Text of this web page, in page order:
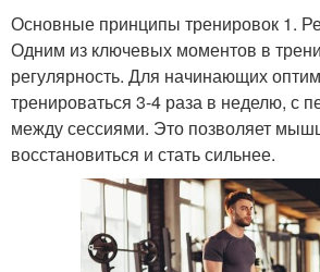
Основные принципы тренировок 1.
Одним из ключевых моментов в
регулярность. Для начинающих
тренироваться 3-4 раза в неделю, с
между сессиями. Это позволяет
восстановиться и стать сильнее.